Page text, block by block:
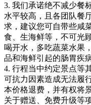
3. 我们承诺绝不减少餐
水平较高，且各团队餐
求，建议您可自带些咸
食、生海鲜等，不可光
喝开水，多吃蔬菜水果
品和海鲜引起的肠胃疾
4. 行程当中约定景点等
可抗力因素造成无法履
本价格退费，并有权将
关于赠送、免费升级等